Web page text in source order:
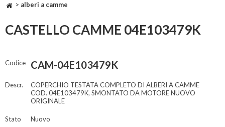
> alberi a camme
CASTELLO CAMME 04E103479K
Codice CAM-04E103479K
Descr.
COPERCHIO TESTATA COMPLETO DI ALBERI A CAMME
COD. 04E103479K, SMONTATO DA MOTORE NUOVO
ORIGINALE
Stato Nuovo